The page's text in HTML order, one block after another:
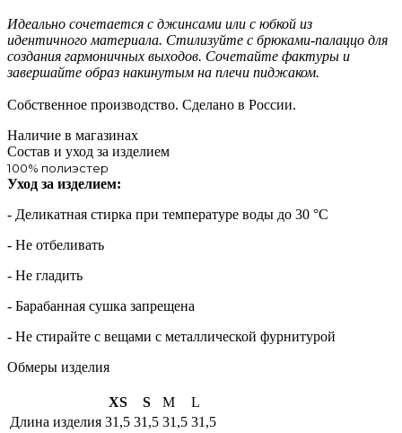
Идеально сочетается с джинсами или с юбкой из
идентичного материала. Стилизуйте с брюками-палаццо для
создания гармоничных выходов. Сочетайте фактуры и
завершайте образ накинутым на плечи пиджаком.
Собственное производство. Сделано в России.
Наличие в магазинах
Состав и уход за изделием
100% полиэстер
Уход за изделием:
- Деликатная стирка при температуре воды до 30 °C
- Не отбеливать
- Не гладить
- Барабанная сушка запрещена
- Не стирайте с вещами с металлической фурнитурой
Обмеры изделия
XS S M
L
Длина изделия 31,5 31,5 31,5 31,5